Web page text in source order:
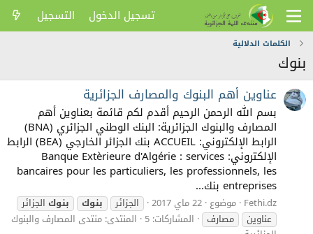
تسجيل الدخول التسجيل
الكلمات الدلالية
بنوك
عناوين أهم البنوك والمصارف الجزائرية
بسم الله الرحمن الرحيم أقدم لكم قائمة بعناوين أهم
المصارف والبنوك الجزائرية: البنك الوطني الجزائري (BNA)
الرابط الإلكتروني: ACCUEIL بنك الجزائر الخارجي (BEA) الرابط
الإلكتروني: Banque Extèrieure d'Algérie : services
bancaires pour les particuliers, les professionnels, les
entreprises بنك...
Fethi.dz موضوع 22 ماي 2017 الجزائر بنوك بنوكالجزائر
عناوين
مصارف المشاركات: 5 المنتدى: منتدى المصارف والبنوك